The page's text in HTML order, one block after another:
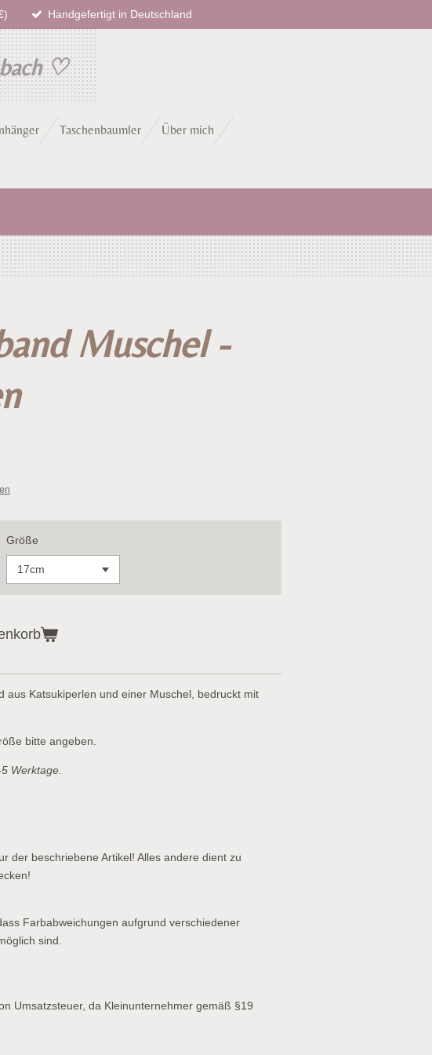
Handgefertigt in Deutschland
♡
Taschenbaumler Über mich
Muschel -
Größe
aus Katsukiperlen und einer Muschel, bedruckt mit
bitte angeben.
Werktage.
der beschriebene Artikel! Alles andere dient zu
Farbabweichungen aufgrund verschiedener
sind.
Umsatzsteuer, da Kleinunternehmer gemäß §19